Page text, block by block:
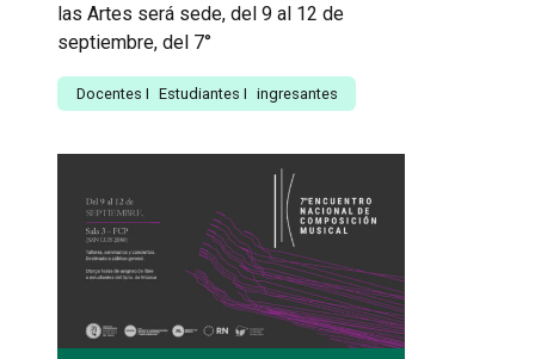
las Artes será sede, del 9 al 12 de
septiembre, del 7°
Docentes I Estudiantes I ingresantes